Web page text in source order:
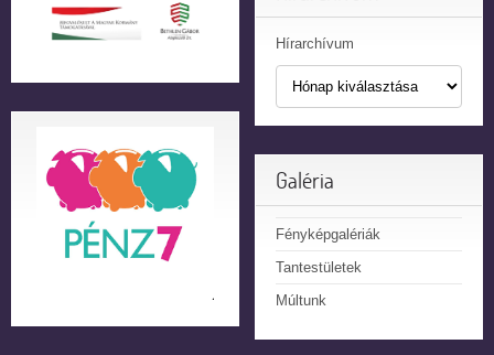
Hírarchívum
Galéria
Fényképgalériák
Tantestületek
Múltunk